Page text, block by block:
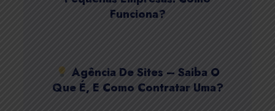
Funciona?
Agência De Sites – Saiba O
Que É, E Como Contratar Uma?